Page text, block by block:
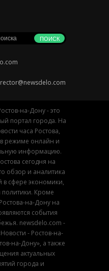
на-Дону - это
портал города. На
часа Ростова,
режиме онлайн и
информацию.
сегодня на
обзор и аналитика
сфере экономики,
Кроме
на-Дону на
события
newsdelo.com -
- Ростов-на-
на-Дону», а также
актуальных
города и